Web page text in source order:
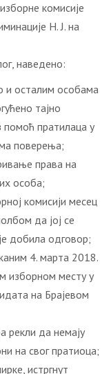
комисије
Н. Ј. на
наведено:
и осталим особама
тајно
помоћ пратилаца у
поверења;
права на
особа;
комисији месец
да јој се
добила одговор;
4. марта 2018.
изборном месту у
на Брајевом
рекли да немају
на свог пратиоца;
истргнут